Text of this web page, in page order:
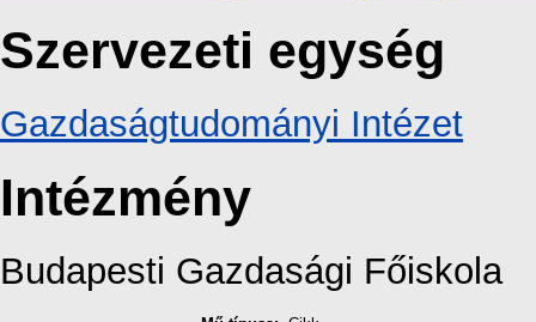
Szervezeti egység
Gazdaságtudományi Intézet
Intézmény
Budapesti Gazdasági Főiskola